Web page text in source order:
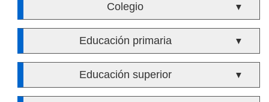
Colegio ▼
Educación primaria ▼
Educación superior ▼